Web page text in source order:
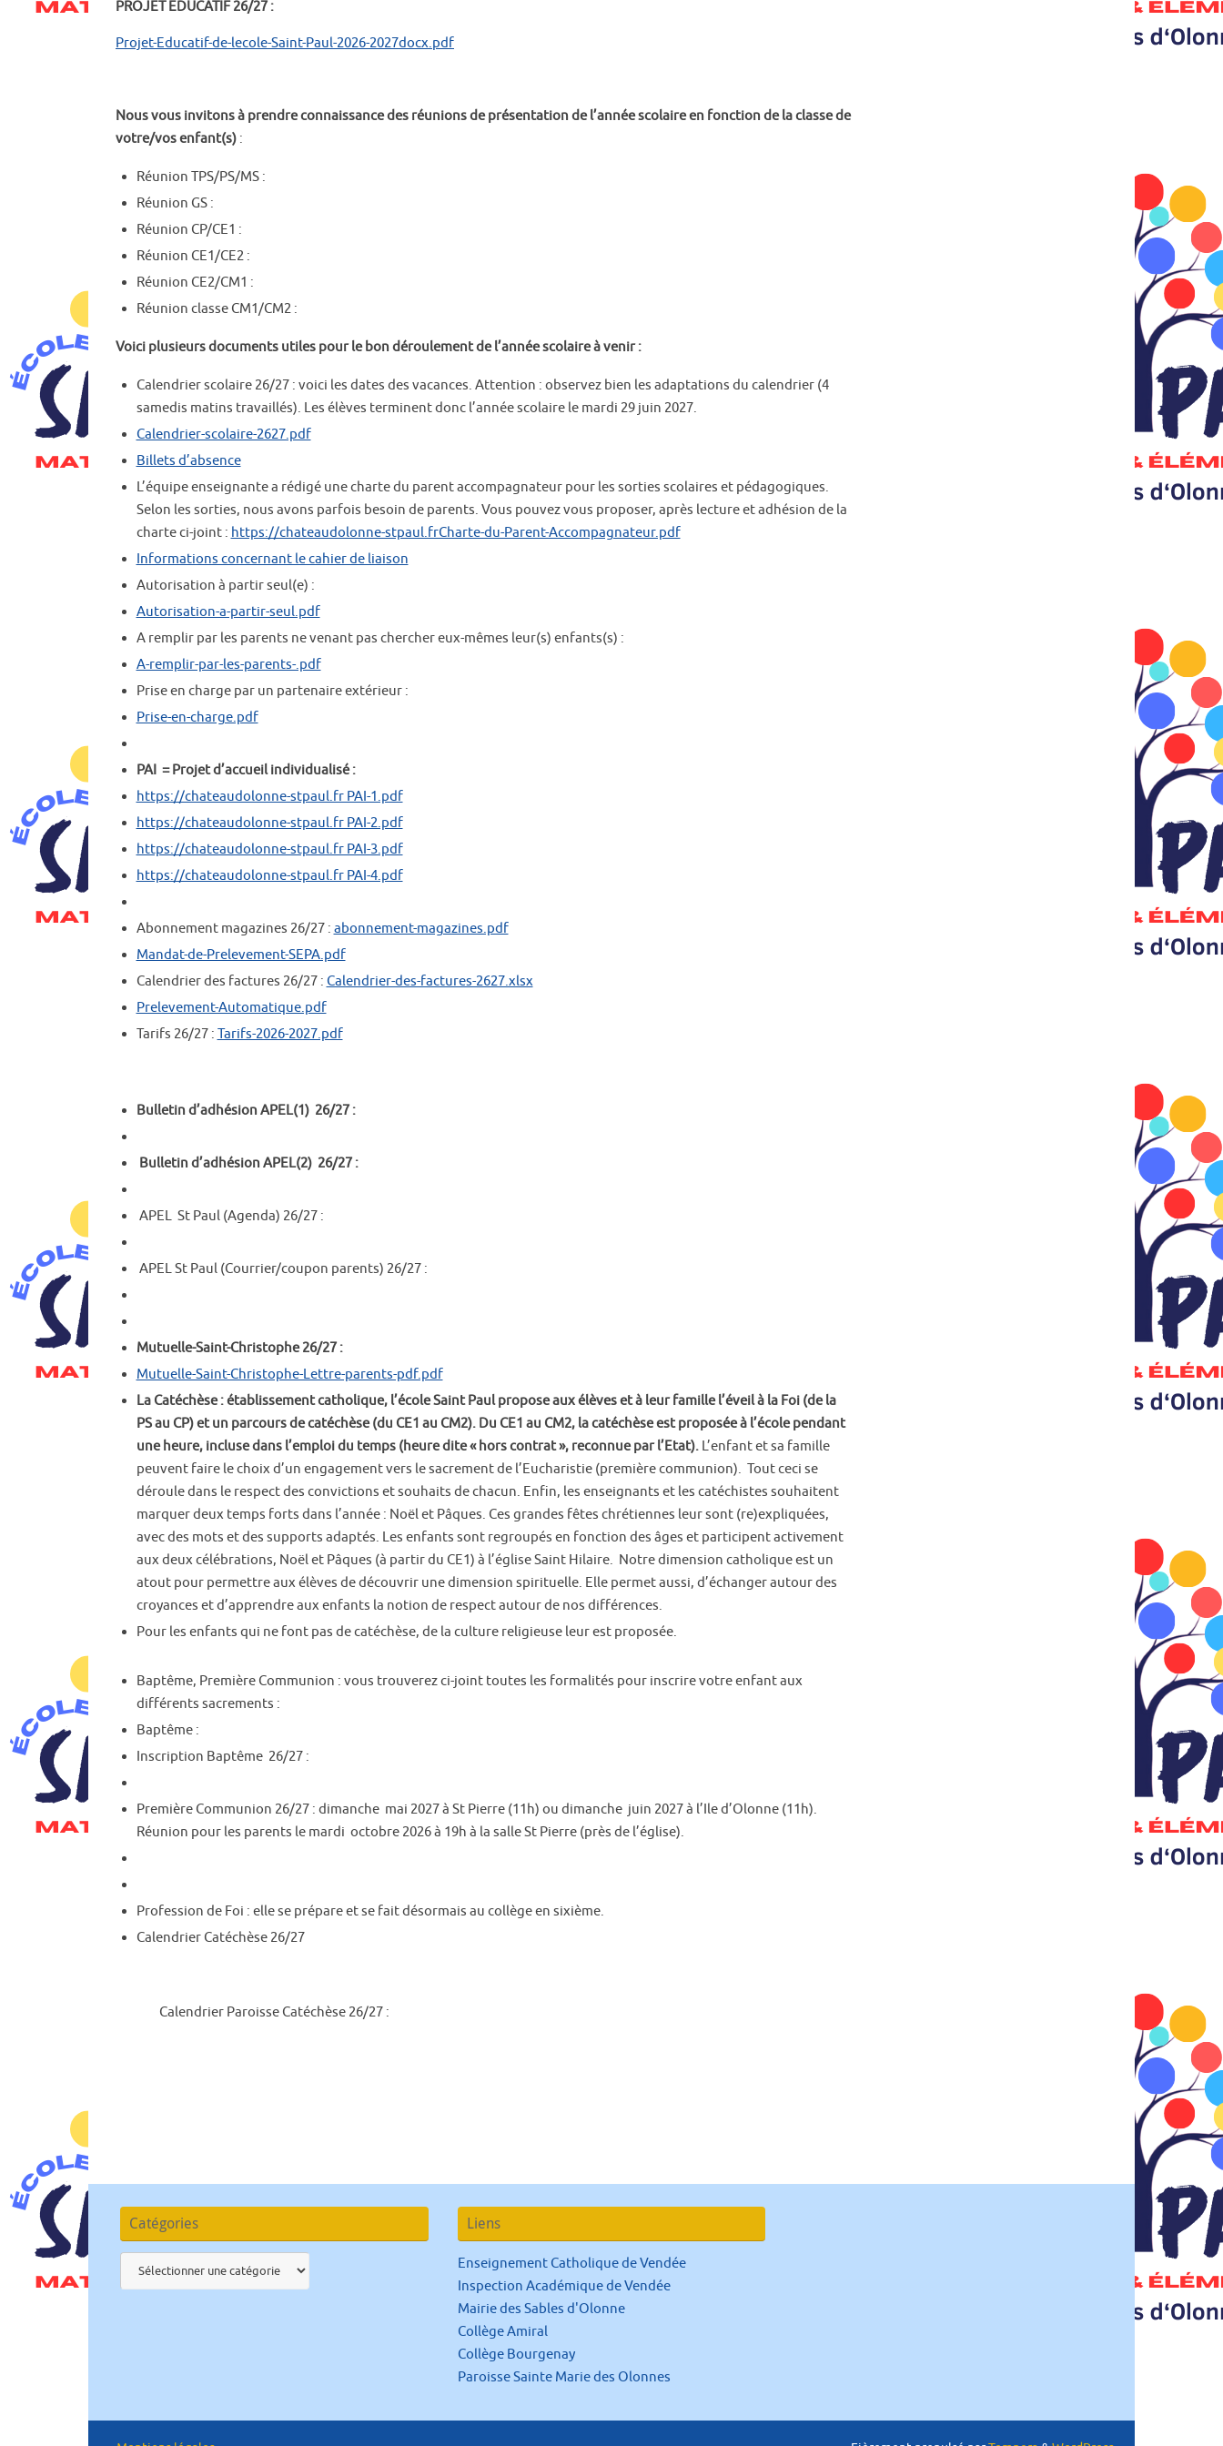
PROJET EDUCATIF 26/27 :
Projet-Educatif-de-lecole-Saint-Paul-2026-2027docx.pdf
Nous vous invitons à prendre connaissance des réunions de présentation de l’année scolaire en fonction de la classe de
votre/vos enfant(s) :
Réunion TPS/PS/MS :
Réunion GS :
Réunion CP/CE1 :
Réunion CE1/CE2 :
Réunion CE2/CM1 :
Réunion classe CM1/CM2 :
Voici plusieurs documents utiles pour le bon déroulement de l’année scolaire à venir :
Calendrier scolaire 26/27 : voici les dates des vacances. Attention : observez bien les adaptations du calendrier (4
samedis matins travaillés). Les élèves terminent donc l’année scolaire le mardi 29 juin 2027.
Calendrier-scolaire-2627.pdf
Billets d’absence
L’équipe enseignante a rédigé une charte du parent accompagnateur pour les sorties scolaires et pédagogiques.
Selon les sorties, nous avons parfois besoin de parents. Vous pouvez vous proposer, après lecture et adhésion de la
charte ci-joint : https://chateaudolonne-stpaul.frCharte-du-Parent-Accompagnateur.pdf
Informations concernant le cahier de liaison
Autorisation à partir seul(e) :
Autorisation-a-partir-seul.pdf
A remplir par les parents ne venant pas chercher eux-mêmes leur(s) enfants(s) :
A-remplir-par-les-parents-.pdf
Prise en charge par un partenaire extérieur :
Prise-en-charge.pdf
PAI = Projet d’accueil individualisé :
https://chateaudolonne-stpaul.fr PAI-1.pdf
https://chateaudolonne-stpaul.fr PAI-2.pdf
https://chateaudolonne-stpaul.fr PAI-3.pdf
https://chateaudolonne-stpaul.fr PAI-4.pdf
Abonnement magazines 26/27 : abonnement-magazines.pdf
Mandat-de-Prelevement-SEPA.pdf
Calendrier des factures 26/27 : Calendrier-des-factures-2627.xlsx
Prelevement-Automatique.pdf
Tarifs 26/27 : Tarifs-2026-2027.pdf
Bulletin d’adhésion APEL(1) 26/27 :
Bulletin d’adhésion APEL(2) 26/27 :
APEL St Paul (Agenda) 26/27 :
APEL St Paul (Courrier/coupon parents) 26/27 :
Mutuelle-Saint-Christophe 26/27 :
Mutuelle-Saint-Christophe-Lettre-parents-pdf.pdf
La Catéchèse : établissement catholique, l’école Saint Paul propose aux élèves et à leur famille l’éveil à la Foi (de la
PS au CP) et un parcours de catéchèse (du CE1 au CM2). Du CE1 au CM2, la catéchèse est proposée à l’école pendant
une heure, incluse dans l’emploi du temps (heure dite « hors contrat », reconnue par l’Etat).L’enfant et sa famille
peuvent faire le choix d’un engagement vers le sacrement de l’Eucharistie (première communion). Tout ceci se
déroule dans le respect des convictions et souhaits de chacun. Enfin, les enseignants et les catéchistes souhaitent
marquer deux temps forts dans l’année : Noël et Pâques. Ces grandes fêtes chrétiennes leur sont (re)expliquées,
avec des mots et des supports adaptés. Les enfants sont regroupés en fonction des âges et participent activement
aux deux célébrations, Noël et Pâques (à partir du CE1) à l’église Saint Hilaire. Notre dimension catholique est un
atout pour permettre aux élèves de découvrir une dimension spirituelle. Elle permet aussi, d’échanger autour des
croyances et d’apprendre aux enfants la notion de respect autour de nos différences.
Pour les enfants qui ne font pas de catéchèse, de la culture religieuse leur est proposée.
Baptême, Première Communion : vous trouverez ci-joint toutes les formalités pour inscrire votre enfant aux
différents sacrements :
Baptême :
Inscription Baptême 26/27 :
Première Communion 26/27 : dimanche mai 2027 à St Pierre (11h) ou dimanche juin 2027 à l’Ile d’Olonne (11h).
Réunion pour les parents le mardi octobre 2026 à 19h à la salle St Pierre (près de l’église).
Profession de Foi : elle se prépare et se fait désormais au collège en sixième.
Calendrier Catéchèse 26/27
Calendrier Paroisse Catéchèse 26/27 :
Catégories
Catégories
Liens
Enseignement Catholique de Vendée
Inspection Académique de Vendée
Mairie des Sables d'Olonne
Collège Amiral
Collège Bourgenay
Paroisse Sainte Marie des Olonnes